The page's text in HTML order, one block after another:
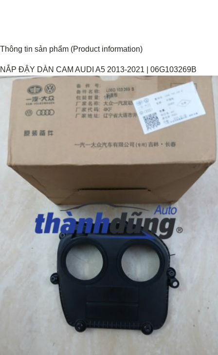
Thông tin sản phẩm (Product information)
NẮP ĐẬY DÀN CAM AUDI A5 2013-2021 | 06G103269B